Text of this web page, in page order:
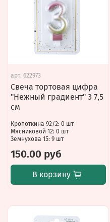
арт. 622973
Свеча тортовая цифра
"Нежный градиент" 3 7,5
см
Кропоткина 92/2: 0 шт
Мясниковой 12: 0 шт
Земнухова 15: 9 шт
150.00 руб
В корзину